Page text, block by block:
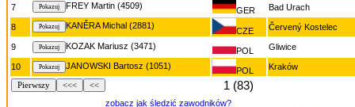
7 FREY Martin (4509) GER Bad Urach
8 KANĚRA Michal (2881)
CZE Červený Kostelec
9 KOZAK Mariusz (3471) POL Gliwice
10 JANOWSKI Bartosz (1051) POL Kraków
Pierwszy <<< << 1 (83)
zobacz jak śledzić zawodników?